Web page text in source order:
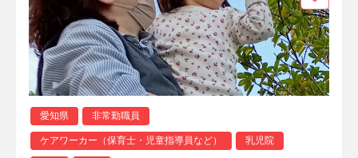
愛知県 非常勤職員
ケアワーカー（保育士・児童指導員など） 乳児院